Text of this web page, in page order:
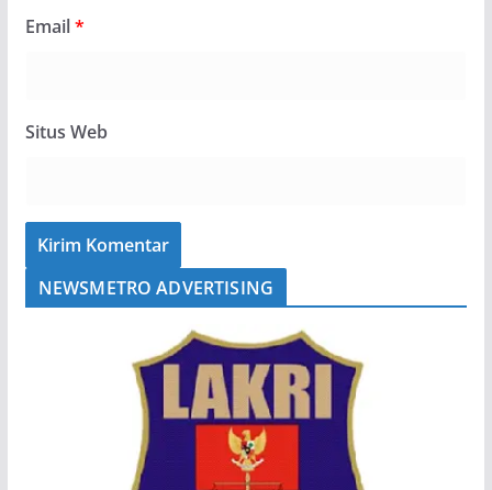
Email*
Situs Web
NEWSMETRO ADVERTISING